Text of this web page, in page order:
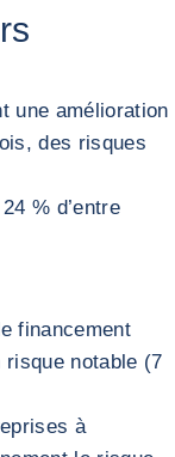
une amélioration
des risques
% d’entre
financement
notable (7
à